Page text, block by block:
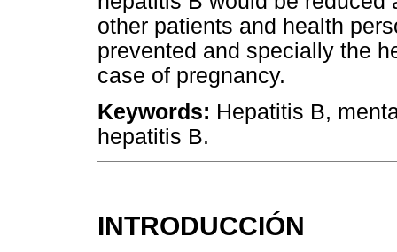
other patients and health
prevented and specially the
case of pregnancy.
Keywords: Hepatitis B,
hepatitis B.
INTRODUCCIÓN